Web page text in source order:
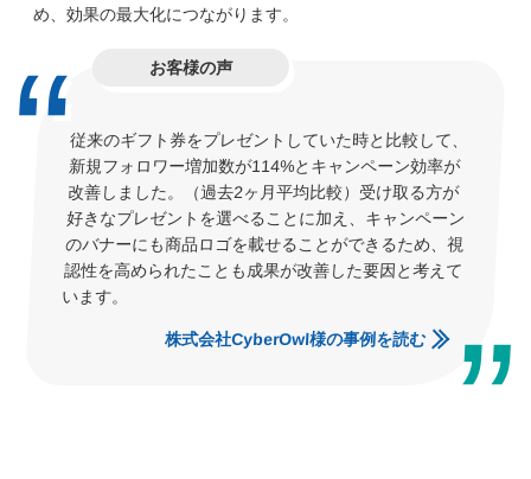
め、効果の最大化につながります。
お客様の声
従来のギフト券をプレゼントしていた時と比較して、
新規フォロワー増加数が114%とキャンペーン効率が
改善しました。（過去2ヶ月平均比較）受け取る方が
好きなプレゼントを選べることに加え、キャンペーン
のバナーにも商品ロゴを載せることができるため、視
認性を高められたことも成果が改善した要因と考えて
います。
株式会社CyberOwl様の事例を読む